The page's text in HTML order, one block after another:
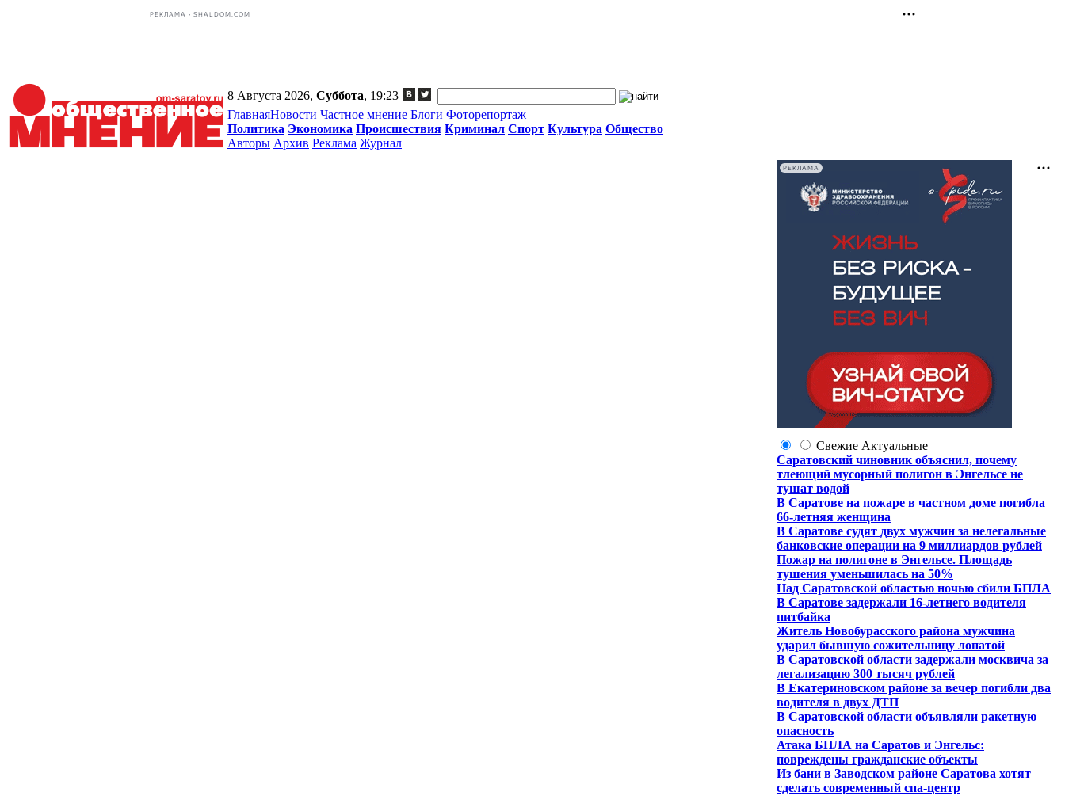
РЕКЛАМА • SHALDOM.COM
8 Августа 2026, Суббота, 19:23
ГлавнаяНовости Частное мнение Блоги Фоторепортаж
Политика Экономика Происшествия Криминал Спорт Культура Общество
Авторы Архив Реклама Журнал
РЕКЛАМА
Свежие Актуальные
Саратовский чиновник объяснил, почему
тлеющий мусорный полигон в Энгельсе не
тушат водой
В Саратове на пожаре в частном доме погибла
66-летняя женщина
В Саратове судят двух мужчин за нелегальные
банковские операции на 9 миллиардов рублей
Пожар на полигоне в Энгельсе. Площадь
тушения уменьшилась на 50%
Над Саратовской областью ночью сбили БПЛА
В Саратове задержали 16-летнего водителя
питбайка
Житель Новобурасского района мужчина
ударил бывшую сожительницу лопатой
В Саратовской области задержали москвича за
легализацию 300 тысяч рублей
В Екатериновском районе за вечер погибли два
водителя в двух ДТП
В Саратовской области объявляли ракетную
опасность
Атака БПЛА на Саратов и Энгельс:
повреждены гражданские объекты
Из бани в Заводском районе Саратова хотят
сделать современный спа-центр